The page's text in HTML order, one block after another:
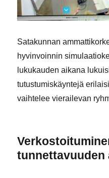
Satakunnan
hyvinvoinnin
lukukauden aikana
tutustumiskäyntejä
vaihtelee vierailevan
tunnettavuuden